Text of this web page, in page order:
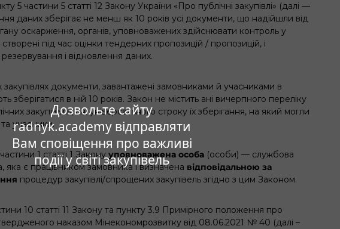
Дозвольте сайту
radnyk.academy відправляти
Вам сповіщення про важливі
події у світі закупівель
5 частини 5 статті 12 Закону України «Про публічні закупівлі» (далі —
даних зберігає не менш як 10 років усі документи, що надійшли від
оскарження, органів, уповноважених здійснювати контроль у
під час оцінки тендерних пропозицій / пропозицій, і
і відновлення даних.
документи, завантажені замовниками й учасниками в
зберігатися в ній 10 років. Закон не містить ані вичерпного переліку
закупівель, ані універсального строку їх зберігання, на який могли
учасники.
1 статті 1 Закону уповноважена особа (особи) — службова
яка є працівником замовника і визначена відповідальною за
процедур закупівлі/спрощених закупівель згідно з цим Законом.
10 статті 11 Закону та пункту 3.9 Примірного положення про
наказом Мінекономрозвитку від 08.06.2021 № 40 (далі –